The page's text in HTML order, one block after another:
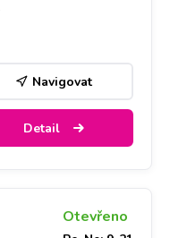
Navigovat
Detail
Otevřeno